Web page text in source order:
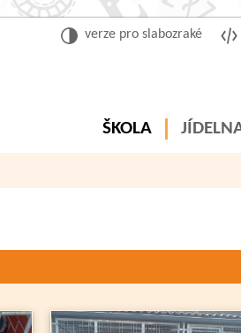
verze pro slabozraké
ŠKOLA